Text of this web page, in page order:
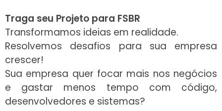
Traga seu Projeto para FSBR
Transformamos ideias em realidade.
Resolvemos desafios para sua empresa
crescer!
Sua empresa quer focar mais nos negócios
e gastar menos tempo com código,
desenvolvedores e sistemas?